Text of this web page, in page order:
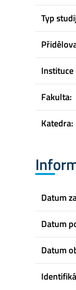
Typ
Fakulta:
Katedra:
Datum
Datum
Datum